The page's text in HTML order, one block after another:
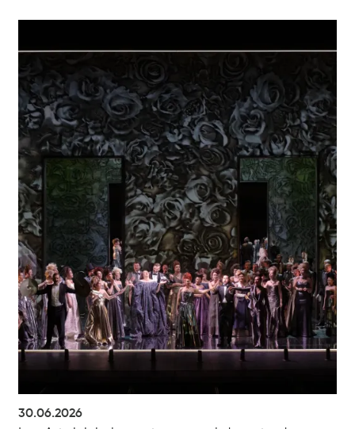
30.06.2026